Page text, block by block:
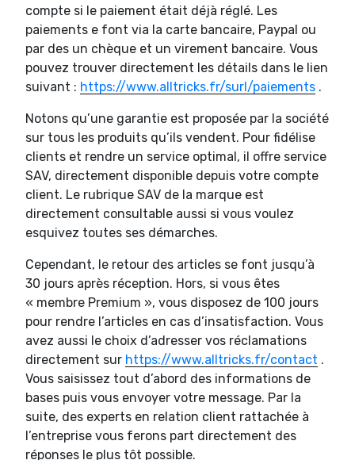
compte si le paiement était déjà réglé. Les
paiements e font via la carte bancaire, Paypal ou
par des un chèque et un virement bancaire. Vous
pouvez trouver directement les détails dans le lien
suivant : https://www.alltricks.fr/surl/paiements .
Notons qu’une garantie est proposée par la société
sur tous les produits qu’ils vendent. Pour fidélise
clients et rendre un service optimal, il offre service
SAV, directement disponible depuis votre compte
client. Le rubrique SAV de la marque est
directement consultable aussi si vous voulez
esquivez toutes ses démarches.
Cependant, le retour des articles se font jusqu’à
30 jours après réception. Hors, si vous êtes
« membre Premium », vous disposez de 100 jours
pour rendre l’articles en cas d’insatisfaction. Vous
avez aussi le choix d’adresser vos réclamations
directement sur https://www.alltricks.fr/contact .
Vous saisissez tout d’abord des informations de
bases puis vous envoyer votre message. Par la
suite, des experts en relation client rattachée à
l’entreprise vous ferons part directement des
réponses le plus tôt possible.